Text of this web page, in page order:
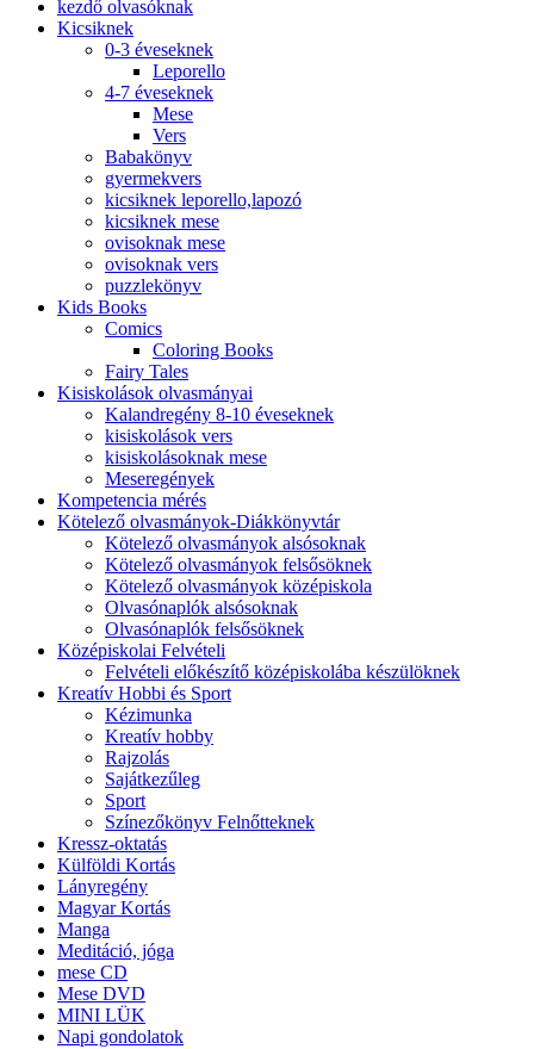
kezdő olvasóknak
Kicsiknek
0-3 éveseknek
Leporello
4-7 éveseknek
Mese
Vers
Babakönyv
gyermekvers
kicsiknek leporello,lapozó
kicsiknek mese
ovisoknak mese
ovisoknak vers
puzzlekönyv
Kids Books
Comics
Coloring Books
Fairy Tales
Kisiskolások olvasmányai
Kalandregény 8-10 éveseknek
kisiskolások vers
kisiskolásoknak mese
Meseregények
Kompetencia mérés
Kötelező olvasmányok-Diákkönyvtár
Kötelező olvasmányok alsósoknak
Kötelező olvasmányok felsősöknek
Kötelező olvasmányok középiskola
Olvasónaplók alsósoknak
Olvasónaplók felsősöknek
Középiskolai Felvételi
Felvételi előkészítő középiskolába készülöknek
Kreatív Hobbi és Sport
Kézimunka
Kreatív hobby
Rajzolás
Sajátkezűleg
Sport
Színezőkönyv Felnőtteknek
Kressz-oktatás
Külföldi Kortás
Lányregény
Magyar Kortás
Manga
Meditáció, jóga
mese CD
Mese DVD
MINI LÜK
Napi gondolatok